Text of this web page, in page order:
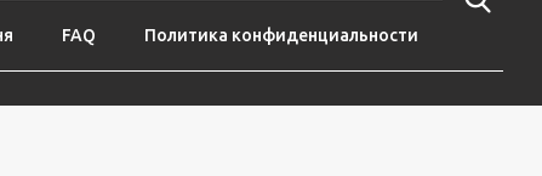
FAQ Политика конфиденциальности